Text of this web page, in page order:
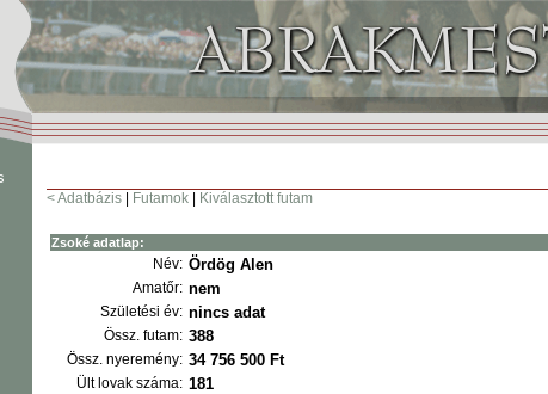
< Adatbázis Futamok Kiválasztott futam
Zsoké adatlap:
Név: Ördög Alen
Amatőr: nem
Születési év: nincs adat
Össz. futam: 388
Össz. nyeremény: 34 756 500 Ft
Ült lovak száma: 181